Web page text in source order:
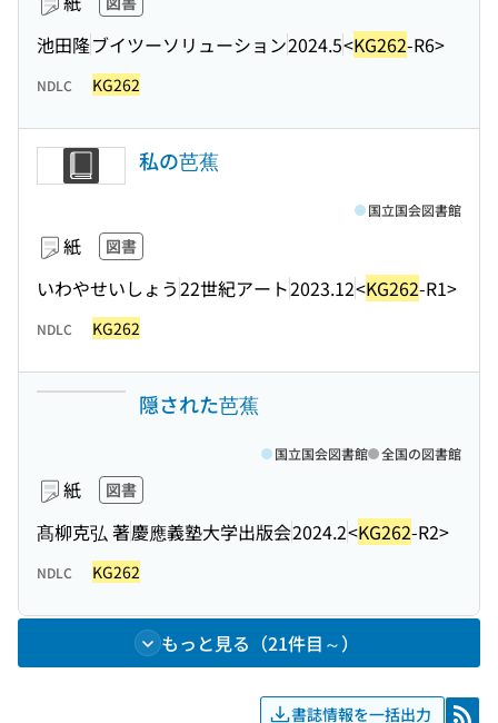
池田隆ブイツーソリューション2024.5<KG262-R6>
NDLC KG262
私の芭蕉
紙 図書
いわやせいしょう22世紀アート2023.12<KG262-R1>
国立国会図書館
NDLC KG262
隠された芭蕉
紙 図書
髙柳克弘 著慶應義塾大学出版会2024.2<KG262-R2>
国立国会図書館 全国の図書館
NDLC KG262
もっと見る（21件目～）
書誌情報を一括出力